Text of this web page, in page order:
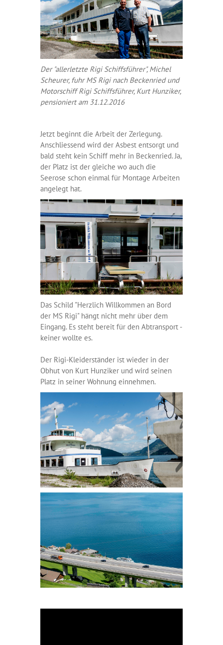
Der "allerletzte Rigi Schiffsführer", Michel
Scheurer, fuhr MS Rigi nach Beckenried und
Motorschiff Rigi Schiffsführer, Kurt Hunziker,
pensioniert am 31.12.2016
Jetzt beginnt die Arbeit der Zerlegung.
Anschliessend wird der Asbest entsorgt und
bald steht kein Schiff mehr in Beckenried. Ja,
der Platz ist der gleiche wo auch die
Seerose schon einmal für Montage Arbeiten
angelegt hat.
Das Schild "Herzlich Willkommen an Bord
der MS Rigi" hängt nicht mehr über dem
Eingang. Es steht bereit für den Abtransport -
keiner wollte es.
Der Rigi-Kleiderständer ist wieder in der
Obhut von Kurt Hunziker und wird seinen
Platz in seiner Wohnung einnehmen.